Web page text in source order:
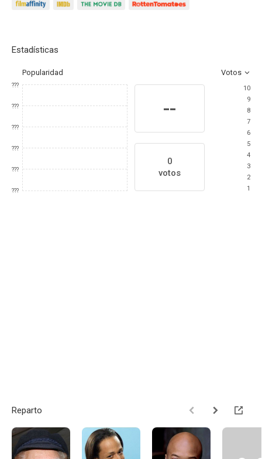
Estadísticas
Popularidad Votos
???
???
???
???
???
???
--
0
votos
10
9
8
7
6
5
4
3
2
1
Reparto